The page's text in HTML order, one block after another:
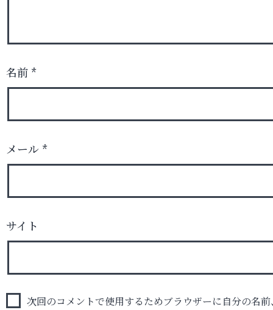
名前 *
メール *
サイト
次回のコメントで使用するためブラウザーに自分の名前